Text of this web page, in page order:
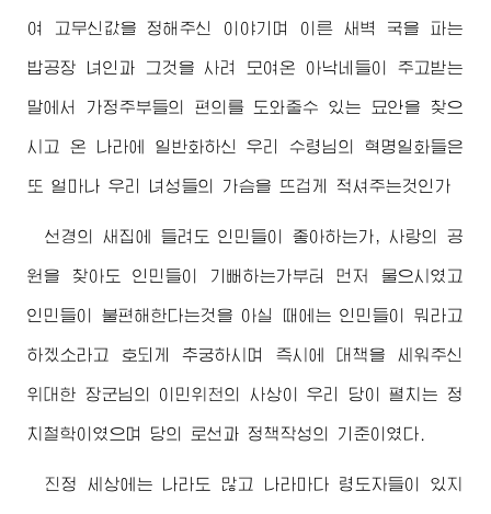
여 고무신값을 정해주신 이야기며 이른 새벽 국을 파는
밥공장 녀인과 그것을 사려 모여온 아낙네들이 주고받는
말에서 가정주부들의 편의를 도와줄수 있는 묘안을 찾으
시고 온 나라에 일반화하신 우리 수령님의 혁명일화들은
또 얼마나 우리 녀성들의 가슴을 뜨겁게 적셔주는것인가
선경의 새집에 들려도 인민들이 좋아하는가, 사랑의 공
원을 찾아도 인민들이 기뻐하는가부터 먼저 물으시였고
인민들이 불편해한다는것을 아실 때에는 인민들이 뭐라고
하겠소라고 호되게 추궁하시며 즉시에 대책을 세워주신
위대한 장군님 의 이민위천의 사상이 우리 당이 펼치는 정
치철학이였으며 당의 로선과 정책작성의 기준이였다.
진정 세상에는 나라도 많고 나라마다 령도자들이 있지